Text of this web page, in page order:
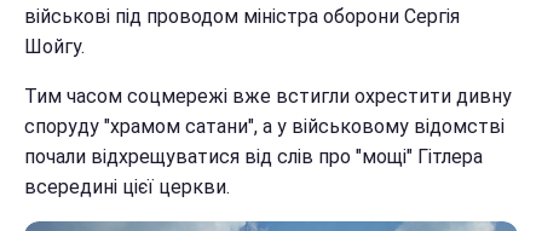
військові під проводом міністра оборони Сергія
Шойгу.
Тим часом соцмережі вже встигли охрестити дивну
споруду "храмом сатани", а у військовому відомстві
почали відхрещуватися від слів про "мощі" Гітлера
всередині цієї церкви.